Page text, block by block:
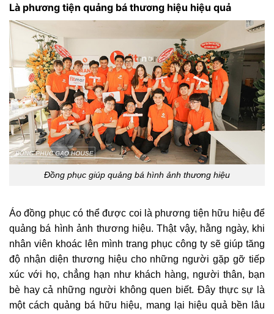
Là phương tiện quảng bá thương hiệu hiệu quả
Đồng phục giúp quảng bá hình ảnh thương hiệu
Áo đồng phục có thể được coi là phương tiện hữu hiệu để
quảng bá hình ảnh thương hiệu. Thật vậy, hằng ngày, khi
nhân viên khoác lên mình trang phục công ty sẽ giúp tăng
độ nhận diện thương hiệu cho những người gặp gỡ tiếp
xúc với họ, chẳng hạn như khách hàng, người thân, bạn
bè hay cả những người không quen biết. Đây thực sự là
một cách quảng bá hữu hiệu, mang lại hiệu quả bền lâu